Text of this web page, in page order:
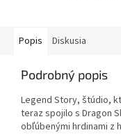
Popis Diskusia
Podrobný popis
Legend Story, štúdio,
teraz spojilo s Dragon
obľúbenými hrdinami z